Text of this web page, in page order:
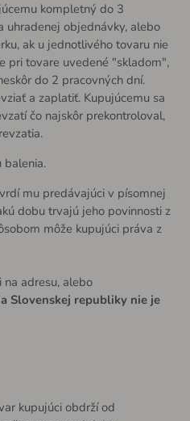
kompletný do 3
uhradenej objednávky, alebo
ak u jednotlivého tovaru nie
pri tovare uvedené "skladom",
do 2 pracovných dní.
a zaplatiť. Kupujúcemu sa
čo najskôr prekontroloval,
balenia.
mu predávajúci v písomnej
dobu trvajú jeho povinnosti z
môže kupujúci práva z
na adresu, alebo
Slovenskej republiky nie je
kupujúci obdrží od